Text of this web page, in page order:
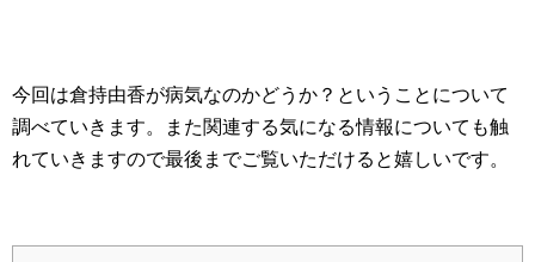
今回は倉持由香が病気なのかどうか？ということについて
調べていきます。また関連する気になる情報についても触
れていきますので最後までご覧いただけると嬉しいです。